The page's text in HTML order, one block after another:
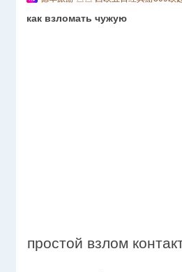
как взломать чужую
простой взлом